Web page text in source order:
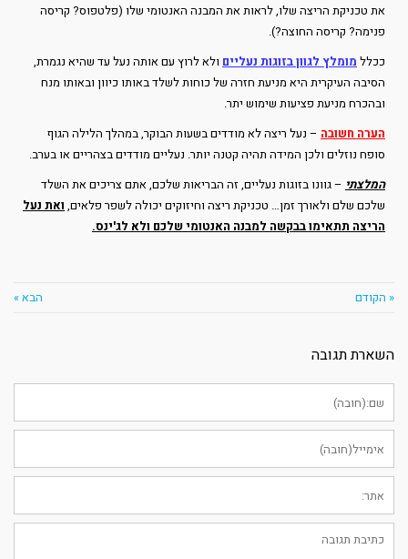
את טכניקת הריצה שלו, לראות את המבנה האנטומי שלו (פלטפוס? קריסה
פנימה? קריסה החוצה?).
ככלל מומלץ לגוון בזוגות נעליים ולא לרוץ עם אותה נעל עד שהיא נגמרת,
הסיבה העיקרית היא מניעת חזרה של כוחות לשלד באותו כיוון ובאותו מנח
ובהכרח מניעת פציעות שימוש יתר.
הערה חשובה – נעל ריצה לא מודדים בשעות הבוקר, במהלך הלילה הגוף
סופח נוזלים ולכן המידה תהיה קטנה יותר. נעליים מודדים בצהריים או בערב.
המלצתי – גוונו בזוגות נעליים, זה הבריאות שלכם, אתם צריכים את השלד
שלכם שלם ולאורך זמן… טכניקת ריצה וחיזוקים יכולה לשפר פלאים, ואת נעל
הריצה תתאימו בבקשה למבנה האנטומי שלכם ולא לג'ינס.
« הקודם הבא »
השארת תגובה